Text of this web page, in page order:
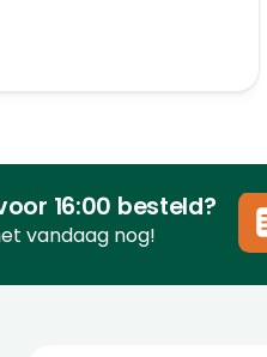
16:00 besteld?
vandaag nog!